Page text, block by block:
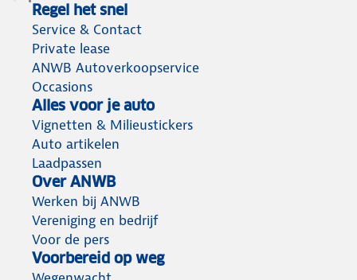
Regel het snel
Service & Contact
Private lease
ANWB Autoverkoopservice
Occasions
Alles voor je auto
Vignetten & Milieustickers
Auto artikelen
Laadpassen
Over ANWB
Werken bij ANWB
Vereniging en bedrijf
Voor de pers
Voorbereid op weg